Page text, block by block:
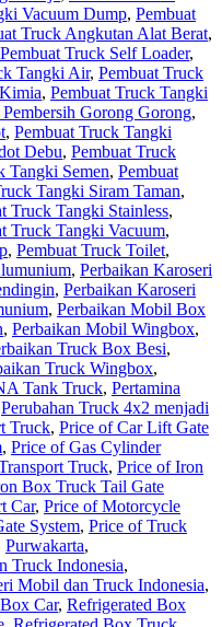
Vacuum Dump, Pembuat
Truck Angkutan Alat Berat,
Pembuat Truck Self Loader,
Tangki Air, Pembuat Truck
, Pembuat Truck Tangki
Gorong Gorong,
, Pembuat Truck Tangki
Debu, Pembuat Truck
Tangki Semen, Pembuat
Tangki Siram Taman,
Truck Tangki Stainless,
Truck Tangki Vacuum,
, Pembuat Truck Toilet,
, Perbaikan Karoseri
, Perbaikan Karoseri
, Perbaikan Mobil Box
, Perbaikan Mobil Wingbox,
Truck Box Besi,
Truck Wingbox,
Tank Truck, Pertamina
Perubahan Truck 4x2 menjadi
Truck, Price of Car Lift Gate
, Price of Gas Cylinder
Truck, Price of Iron
Box Truck Tail Gate
Car, Price of Motorcycle
System, Price of Truck
Purwakarta,
Truck Indonesia,
Mobil dan Truck Indonesia,
Car, Refrigerated Box